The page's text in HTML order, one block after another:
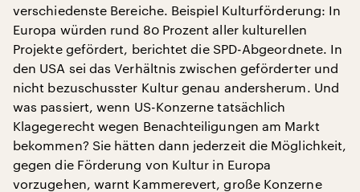
verschiedenste Bereiche. Beispiel Kulturförderung: In
Europa würden rund 80 Prozent aller kulturellen
Projekte gefördert, berichtet die SPD-Abgeordnete. In
den USA sei das Verhältnis zwischen geförderter und
nicht bezuschusster Kultur genau andersherum. Und
was passiert, wenn US-Konzerne tatsächlich
Klagegerecht wegen Benachteiligungen am Markt
bekommen? Sie hätten dann jederzeit die Möglichkeit,
gegen die Förderung von Kultur in Europa
vorzugehen, warnt Kammerevert, große Konzerne